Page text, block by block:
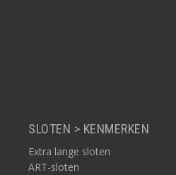
SLOTEN > KENMERKEN
Extra lange sloten
ART-sloten